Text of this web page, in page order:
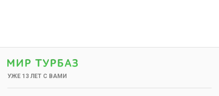
УЖЕ 13 ЛЕТ С ВАМИ